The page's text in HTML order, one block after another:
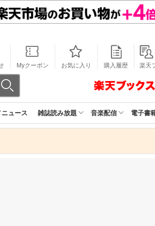
Myクーポン お気に入り 購入履歴
楽天
ュース 雑誌読み放題 音楽配信 電子書